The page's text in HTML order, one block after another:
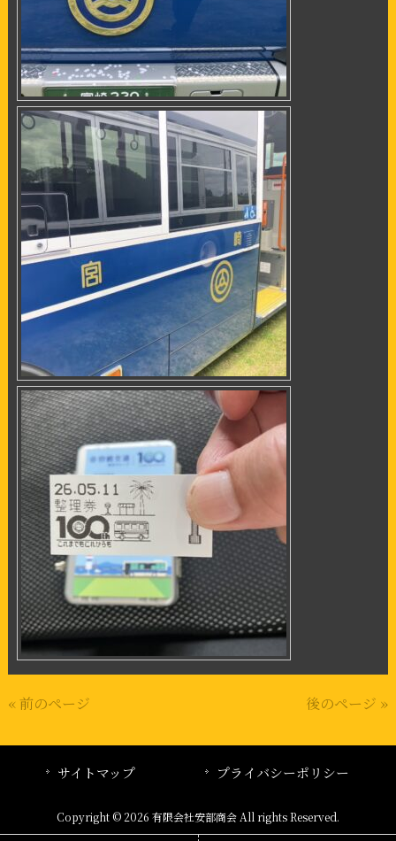
« 前のページ 後のページ »
サイトマップ プライバシーポリシー
Copyright © 2026 有限会社安部商会 All rights Reserved.